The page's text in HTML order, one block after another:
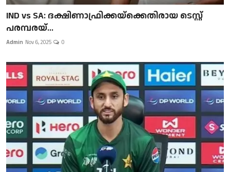
IND vs SA: ദക്ഷിണാഫ്രിക്കയ്‌ക്കെതിരായ ടെസ്റ്റ്
പരമ്പരയ്...
Admin Nov 6, 2025 0